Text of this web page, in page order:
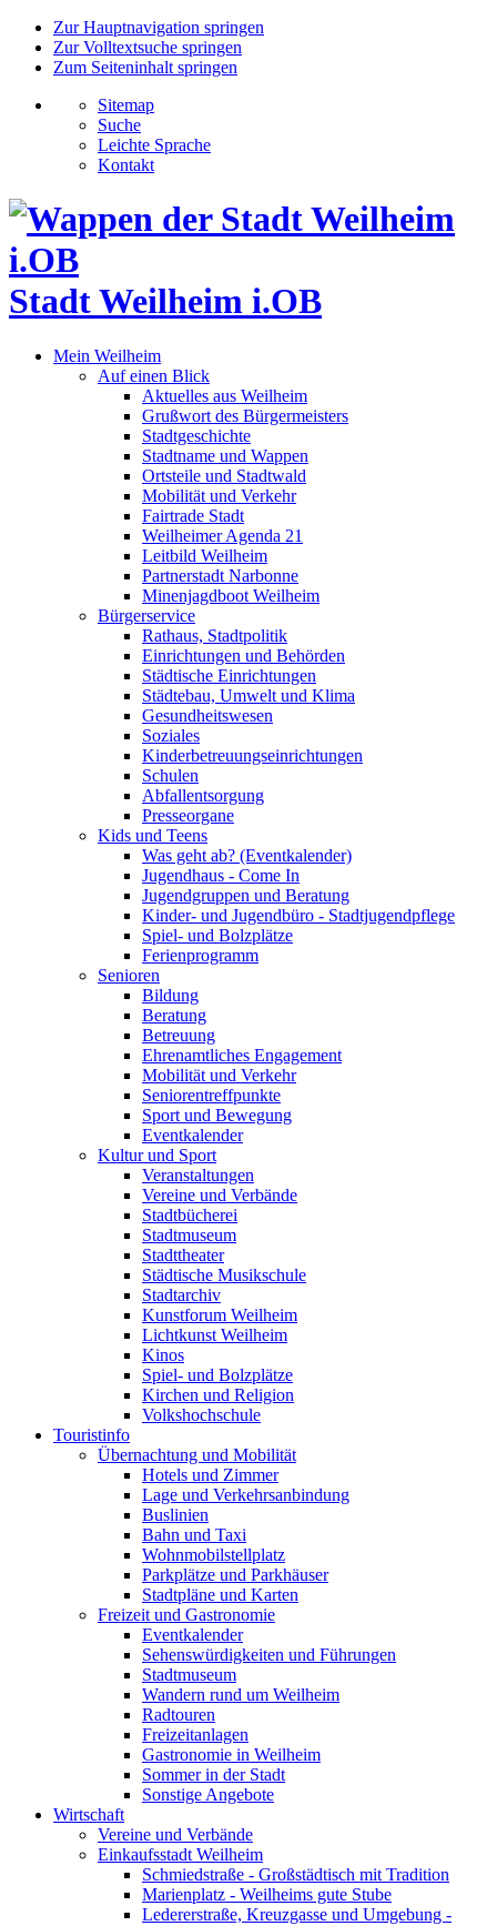
Zur Hauptnavigation springen
Zur Volltextsuche springen
Zum Seiteninhalt springen
Sitemap
Suche
Leichte Sprache
Kontakt
Stadt Weilheim i.OB
Mein Weilheim
Auf einen Blick
Aktuelles aus Weilheim
Grußwort des Bürgermeisters
Stadtgeschichte
Stadtname und Wappen
Ortsteile und Stadtwald
Mobilität und Verkehr
Fairtrade Stadt
Weilheimer Agenda 21
Leitbild Weilheim
Partnerstadt Narbonne
Minenjagdboot Weilheim
Bürgerservice
Rathaus, Stadtpolitik
Einrichtungen und Behörden
Städtische Einrichtungen
Städtebau, Umwelt und Klima
Gesundheitswesen
Soziales
Kinderbetreuungseinrichtungen
Schulen
Abfallentsorgung
Presseorgane
Kids und Teens
Was geht ab? (Eventkalender)
Jugendhaus - Come In
Jugendgruppen und Beratung
Kinder- und Jugendbüro - Stadtjugendpflege
Spiel- und Bolzplätze
Ferienprogramm
Senioren
Bildung
Beratung
Betreuung
Ehrenamtliches Engagement
Mobilität und Verkehr
Seniorentreffpunkte
Sport und Bewegung
Eventkalender
Kultur und Sport
Veranstaltungen
Vereine und Verbände
Stadtbücherei
Stadtmuseum
Stadttheater
Städtische Musikschule
Stadtarchiv
Kunstforum Weilheim
Lichtkunst Weilheim
Kinos
Spiel- und Bolzplätze
Kirchen und Religion
Volkshochschule
Touristinfo
Übernachtung und Mobilität
Hotels und Zimmer
Lage und Verkehrsanbindung
Buslinien
Bahn und Taxi
Wohnmobilstellplatz
Parkplätze und Parkhäuser
Stadtpläne und Karten
Freizeit und Gastronomie
Eventkalender
Sehenswürdigkeiten und Führungen
Stadtmuseum
Wandern rund um Weilheim
Radtouren
Freizeitanlagen
Gastronomie in Weilheim
Sommer in der Stadt
Sonstige Angebote
Wirtschaft
Vereine und Verbände
Einkaufsstadt Weilheim
Schmiedstraße - Großstädtisch mit Tradition
Marienplatz - Weilheims gute Stube
Ledererstraße, Kreuzgasse und Umgebung -